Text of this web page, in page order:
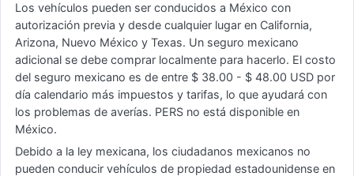
Los vehículos pueden ser conducidos a México con
autorización previa y desde cualquier lugar en California,
Arizona, Nuevo México y Texas. Un seguro mexicano
adicional se debe comprar localmente para hacerlo. El costo
del seguro mexicano es de entre $ 38.00 - $ 48.00 USD por
día calendario más impuestos y tarifas, lo que ayudará con
los problemas de averías. PERS no está disponible en
México.
Debido a la ley mexicana, los ciudadanos mexicanos no
pueden conducir vehículos de propiedad estadounidense en